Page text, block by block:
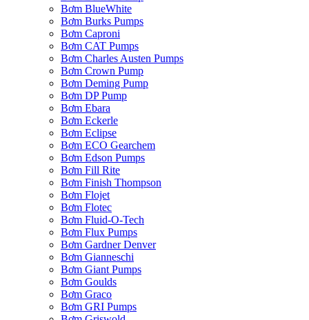
Bơm BlueWhite
Bơm Burks Pumps
Bơm Caproni
Bơm CAT Pumps
Bơm Charles Austen Pumps
Bơm Crown Pump
Bơm Deming Pump
Bơm DP Pump
Bơm Ebara
Bơm Eckerle
Bơm Eclipse
Bơm ECO Gearchem
Bơm Edson Pumps
Bơm Fill Rite
Bơm Finish Thompson
Bơm Flojet
Bơm Flotec
Bơm Fluid-O-Tech
Bơm Flux Pumps
Bơm Gardner Denver
Bơm Gianneschi
Bơm Giant Pumps
Bơm Goulds
Bơm Graco
Bơm GRI Pumps